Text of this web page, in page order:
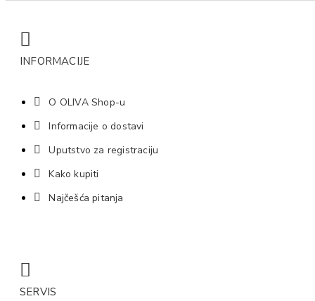
INFORMACIJE
O OLIVA Shop-u
Informacije o dostavi
Uputstvo za registraciju
Kako kupiti
Najčešća pitanja
SERVIS